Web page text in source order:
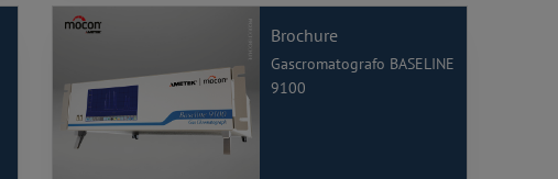
Brochure
Gascromatografo BASELINE
9100